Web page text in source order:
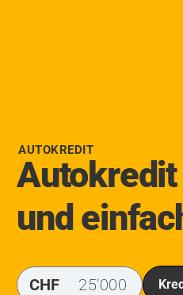
AUTOKREDIT
und
CHF